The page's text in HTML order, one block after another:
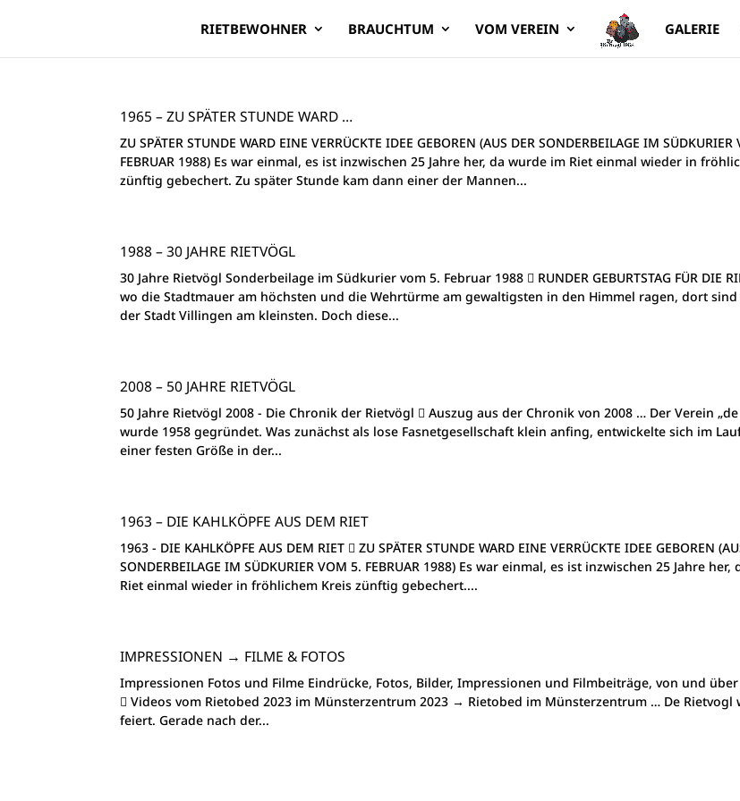
RIETBEWOHNER BRAUCHTUM VOM VEREIN GALERIE
1965 – ZU SPÄTER STUNDE WARD …
ZU SPÄTER STUNDE WARD EINE VERRÜCKTE IDEE GEBOREN (AUS DER SONDERBEILAGE IM SÜDKURIER
FEBRUAR 1988) Es war einmal, es ist inzwischen 25 Jahre her, da wurde im Riet einmal wieder in
zünftig gebechert. Zu später Stunde kam dann einer der Mannen...
1988 – 30 JAHRE RIETVÖGL
30 Jahre Rietvögl Sonderbeilage im Südkurier vom 5. Februar 1988  RUNDER GEBURTSTAG FÜR DIE
wo die Stadtmauer am höchsten und die Wehrtürme am gewaltigsten in den Himmel ragen, dort sind
der Stadt Villingen am kleinsten. Doch diese...
2008 – 50 JAHRE RIETVÖGL
50 Jahre Rietvögl 2008 - Die Chronik der Rietvögl  Auszug aus der Chronik von 2008 … Der Verein „de
wurde 1958 gegründet. Was zunächst als lose Fasnetgesellschaft klein anfing, entwickelte sich im
einer festen Größe in der...
1963 – DIE KAHLKÖPFE AUS DEM RIET
1963 - DIE KAHLKÖPFE AUS DEM RIET  ZU SPÄTER STUNDE WARD EINE VERRÜCKTE IDEE GEBOREN
SONDERBEILAGE IM SÜDKURIER VOM 5. FEBRUAR 1988) Es war einmal, es ist inzwischen 25 Jahre
Riet einmal wieder in fröhlichem Kreis zünftig gebechert....
IMPRESSIONEN → FILME & FOTOS
Impressionen Fotos und Filme Eindrücke, Fotos, Bilder, Impressionen und Filmbeiträge, von und
 Videos vom Rietobed 2023 im Münsterzentrum 2023 → Rietobed im Münsterzentrum … De Rietvogl
feiert. Gerade nach der...